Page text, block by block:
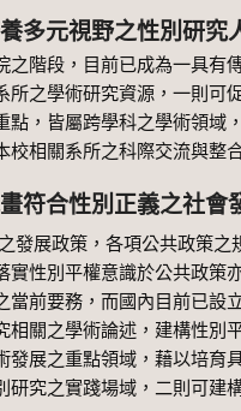
多元視野之性別研究
階段，目前已成為一具有
之學術研究資源，一則可
，皆屬跨學科之學術領域
相關系所之科際交流與整
符合性別正義之社會
策，各項公共政策之規
性別平權意識於公共政策
前要務，而國內目前已設
關之學術論述，建構性別
發展之重點領域，藉以培育
究之實踐場域，二則可建